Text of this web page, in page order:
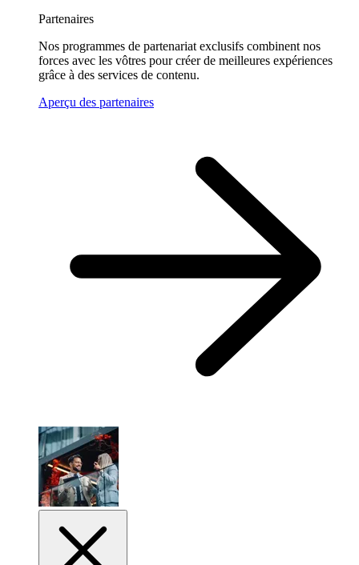
Partenaires
Nos programmes de partenariat exclusifs combinent nos
forces avec les vôtres pour créer de meilleures expériences
grâce à des services de contenu.
Aperçu des partenaires